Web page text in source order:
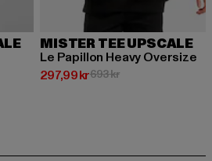
289 kr
MISTER TEE UPSCALE
Le Papillon Heavy Oversize
297,99 kr
Nuvarande pris: 297,99 kr
693 krKampanjpris: 693 kr